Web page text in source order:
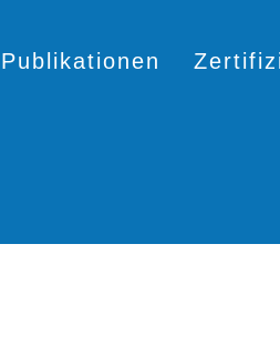
Publikationen